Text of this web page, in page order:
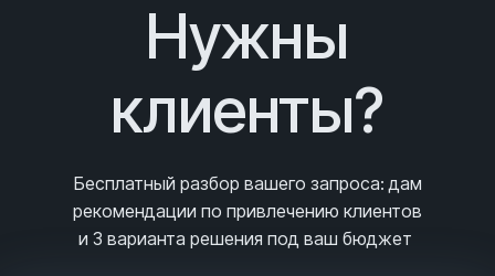
Нужны
клиенты?
Бесплатный разбор вашего запроса: дам
рекомендации по привлечению клиентов
и 3 варианта решения под ваш бюджет